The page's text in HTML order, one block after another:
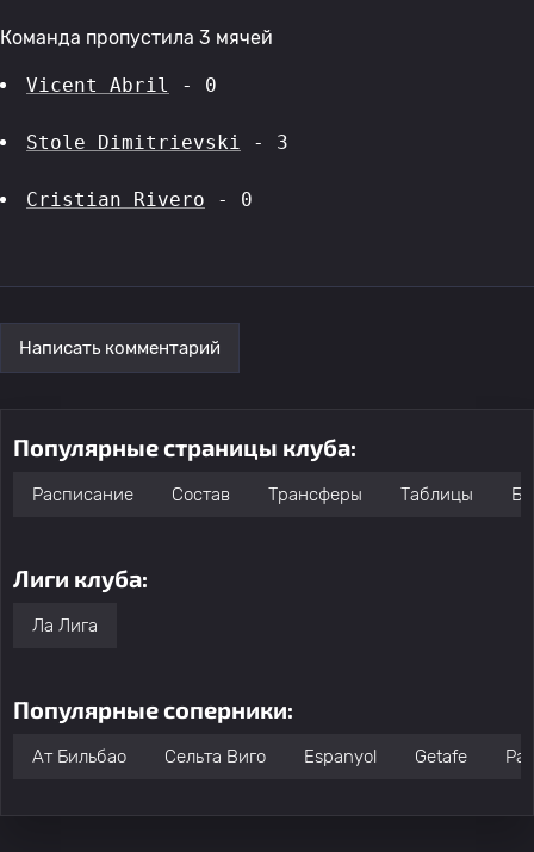
Команда пропустила 3 мячей
Vicent Abril - 0
Stole Dimitrievski - 3
Cristian Rivero - 0
Написать комментарий
Популярные страницы клуба:
Расписание Состав Трансферы Таблицы
Лиги клуба:
Ла Лига
Популярные соперники:
Ат Бильбао Сельта Виго Espanyol Getafe